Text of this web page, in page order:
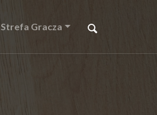
Strefa Gracza